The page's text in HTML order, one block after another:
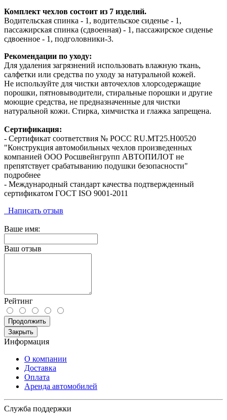
Комплект чехлов состоит из 7 изделий.
Водительская спинка - 1, водительское сиденье - 1,
пассажирская спинка (сдвоенная) - 1, пассажирское сиденье
сдвоенное - 1, подголовники-3.
Рекомендации по уходу:
Для удаления загрязнений использовать влажную ткань,
салфетки или средства по уходу за натуральной кожей.
Не используйте для чистки авточехлов хлорсодержащие
порошки, пятновыводители, стиральные порошки и другие
моющие средства, не предназначенные для чистки
натуральной кожи. Стирка, химчистка и глажка запрещена.
Сертификация:
- Сертификат соответствия № РОСС RU.МТ25.Н00520
"Конструкция автомобильных чехлов произведенных
компанией ООО Росшвейнгрупп АВТОПИЛОТ не
препятствует срабатыванию подушки безопасности"
подробнее
- Международный стандарт качества подтвержденный
сертификатом ГОСТ ISO 9001-2011
Написать отзыв
Ваше имя:
Ваш отзыв
Рейтинг
Продолжить
Закрыть
Информация
О компании
Доставка
Оплата
Аренда автомобилей
Служба поддержки